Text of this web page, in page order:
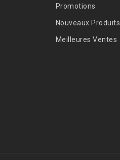
Promotions
Nouveaux Produits
Meilleures Ventes